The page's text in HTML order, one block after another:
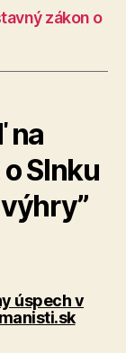
zákon o
na
Slnku
úspech v
hovorí: